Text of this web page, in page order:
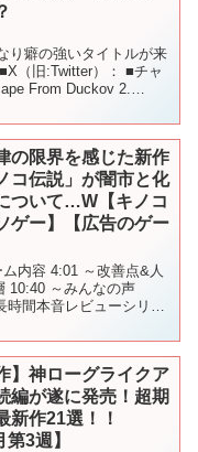
り癖の強いタイトルが来
（旧:Twitter）： ■チャ
From Duckov 2.
の限界を感じた新作
コ伝説」が闇市と化
ついて…W【キノコ
ゲー】【広告のゲー
内容 4:01 ～改善点&人
10:40 ～みんなの声
間本音レビューシリー
】神ローグライクア
編が遂に発売！超期
新作21選！！
第3週】